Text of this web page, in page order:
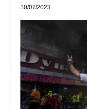
10/07/2023